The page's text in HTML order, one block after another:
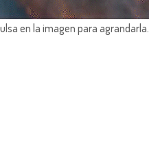
en la imagen para agrandarla.